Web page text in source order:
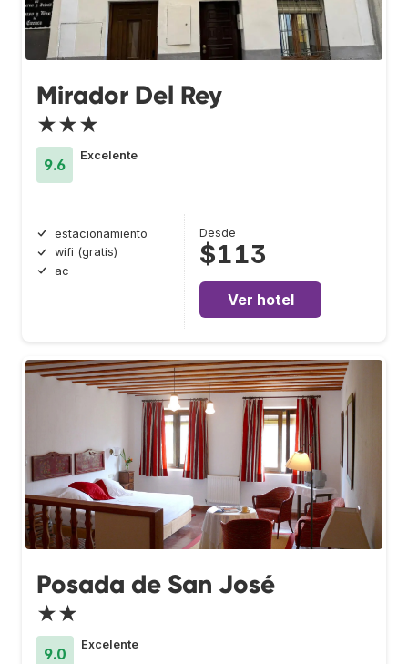
Mirador Del Rey
★★★
9.6
Excelente
estacionamiento
wifi (gratis)
ac
Desde
$113
Ver hotel
Posada de San José
★★
9.0
Excelente